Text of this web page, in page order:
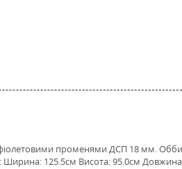
променями ДСП 18 мм.
Ширина: 125.5см Висота: 95.0см